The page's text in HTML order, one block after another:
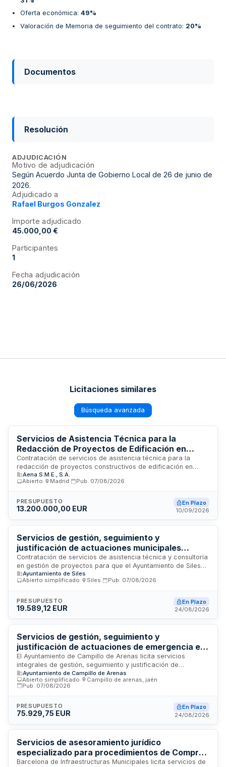
Oferta económica: 49%
Valoración de Memoria de seguimiento del contrato: 20%
Documentos
Resolución
ADJUDICACIÓN
Motivo de adjudicación
Según Acuerdo Junta de Gobierno Local de 26 de junio de
2026.
Adjudicado a
Rafael Burgos Gonzalez
Importe adjudicado
45.000,00 €
Participantes
1
Fecha adjudicación
26/06/2026
Licitaciones similares
Búsqueda avanzada
Servicios de Asistencia Técnica para la
Redacción de Proyectos de Edificación en
Varios Aeropuertos - Fase VI
Contratación de servicios de asistencia técnica para la
redacción de proyectos constructivos de edificación en
varios aeropuertos, a cargo de la sociedad estatal Aena.
Los servicios incluyen la elaboración de proyectos de
de control, estacionamientos y otras infraestructuras
aeroportuarias. La adjudicación se realiza mediante
máximo de un lote por empresa o unión temporal de
empresas.
Aena S.M.E., S.A.
Abierto
Madrid Pub. 07/08/2026
PRESUPUESTO
13.200.000,00 EUR
En Plazo
10/09/2026
Servicios de gestión, seguimiento y
justificación de actuaciones municipales
financiadas por el Ministerio de Política
Territorial - Ayuntamiento de Siles
Contratación de servicios de asistencia técnica y consultoría
en gestión de proyectos para que el Ayuntamiento de Siles
reciba apoyo en la preparación, licitación y adjudicación de
contratos vinculados a actuaciones financiadas en el marco
técnicamente en la elaboración de memorias justificativas,
definición del objeto contractual y borradores de pliegos de
condiciones de ejecución y obligaciones del adjudicatario.
Ayuntamiento de Siles
Abierto simplificado
Siles Pub. 07/08/2026
PRESUPUESTO
19.589,12 EUR
En Plazo
24/08/2026
Servicios de gestión, seguimiento y
justificación de actuaciones de emergencia en
el Ayuntamiento de Campillo de Arenas
El Ayuntamiento de Campillo de Arenas licita servicios
integrales de gestión, seguimiento y justificación de
actuaciones promovidas en el marco del Real Decreto Ley
que adopta medidas urgentes ante daños causados por
fenómenos meteorológicos adversos en Andalucía y
definición de objetivos contractuales, elaboración de pliegos
técnicos y administrativos, supervisión de criterios de
estatal.
Ayuntamiento de Campillo de Arenas
Abierto simplificado
Campillo de arenas, jaén
Pub. 07/08/2026
PRESUPUESTO
75.929,75 EUR
En Plazo
24/08/2026
Servicios de asesoramiento jurídico
especializado para procedimientos de Compra
Pública Innovadora y gestión de proyectos
Barcelona de Infraestructuras Municipales licita servicios de